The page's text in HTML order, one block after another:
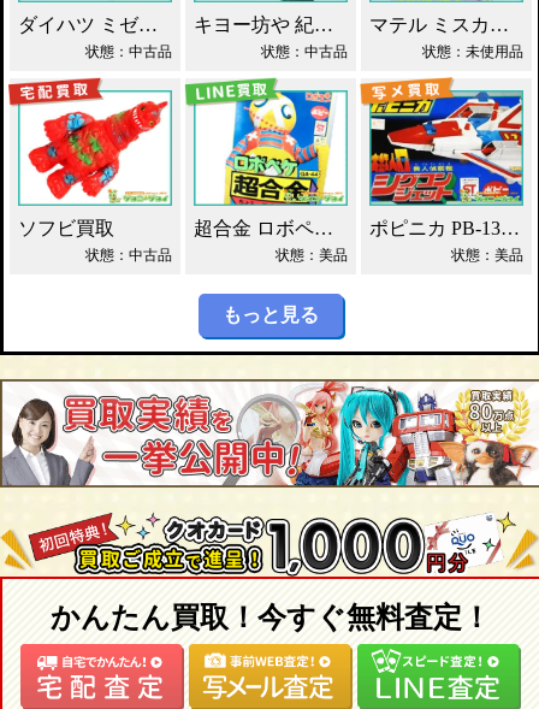
ダイハツ ミゼット ブリキ マスダヤ買取！
状態：中古品
キヨー坊や 紀陽銀行 店頭用 貯金箱 ソフビ買取！
状態：中古品
マテル ミスカメラマン バービー人形 買取！
状態：未使用品
ソフビ買取
状態：中古品
超合金 ロボペケ GA-44 がんばれ!!ロボコン 買取！
状態：美品
ポピニカ PB-13 シグコンジェット 買取！
状態：美品
もっと見る
かんたん買取！今すぐ無料査定！